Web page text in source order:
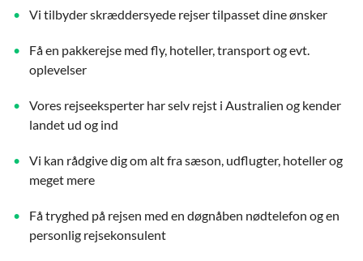
Vi tilbyder skræddersyede rejser tilpasset dine ønsker
Få en pakkerejse med fly, hoteller, transport og evt.
oplevelser
Vores rejseeksperter har selv rejst i Australien og kender
landet ud og ind
Vi kan rådgive dig om alt fra sæson, udflugter, hoteller og
meget mere
Få tryghed på rejsen med en døgnåben nødtelefon og en
personlig rejsekonsulent